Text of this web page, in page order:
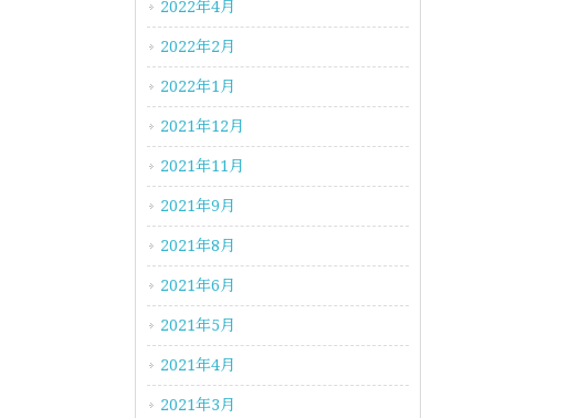
2022年4月
2022年2月
2022年1月
2021年12月
2021年11月
2021年9月
2021年8月
2021年6月
2021年5月
2021年4月
2021年3月